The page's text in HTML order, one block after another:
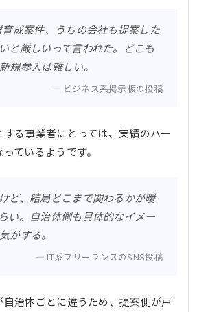
成案件、うちの会社も提案した
と厳しいって言われた。どこも
規参入は難しい。
ビジネス系掲示板の投稿
る事業者にとっては、実績のハー
ているようです。
ど、結局どこまで関わるかが曖
い。自治体側も具体的なイメー
がする。
IT系フリーランスのSNS投稿
自治体ごとに違うため、提案側が戸